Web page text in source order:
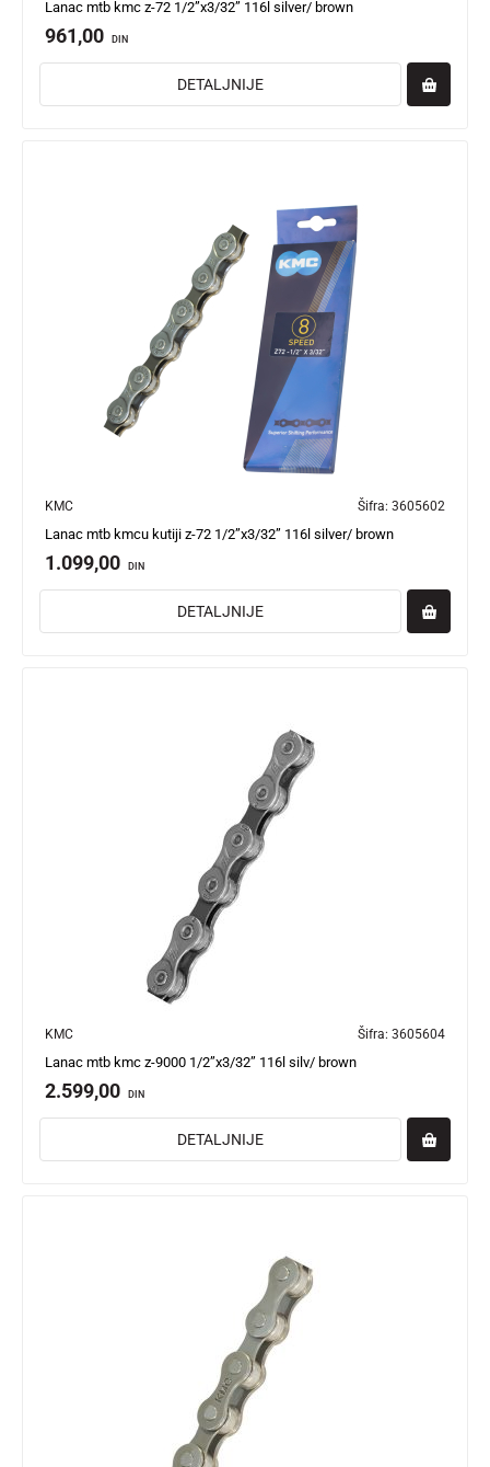
Lanac mtb kmc z-72 1/2”x3/32” 116l silver/ brown
961,00 DIN
DETALJNIJE
KMC Šifra: 3605602
Lanac mtb kmcu kutiji z-72 1/2”x3/32” 116l silver/ brown
1.099,00 DIN
DETALJNIJE
KMC Šifra: 3605604
Lanac mtb kmc z-9000 1/2”x3/32” 116l silv/ brown
2.599,00 DIN
DETALJNIJE